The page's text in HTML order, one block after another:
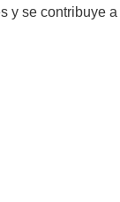
y se contribuye